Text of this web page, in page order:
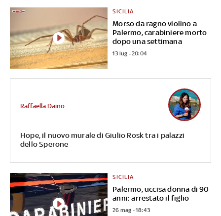
Morso da ragno violino a
Palermo, carabiniere morto
dopo una settimana
SICILIA
13 lug - 20:04
Hope, il nuovo murale di Giulio Rosk tra i palazzi
dello Sperone
Raffaella Daino
Palermo, uccisa donna di 90
anni: arrestato il figlio
SICILIA
26 mag - 18:43